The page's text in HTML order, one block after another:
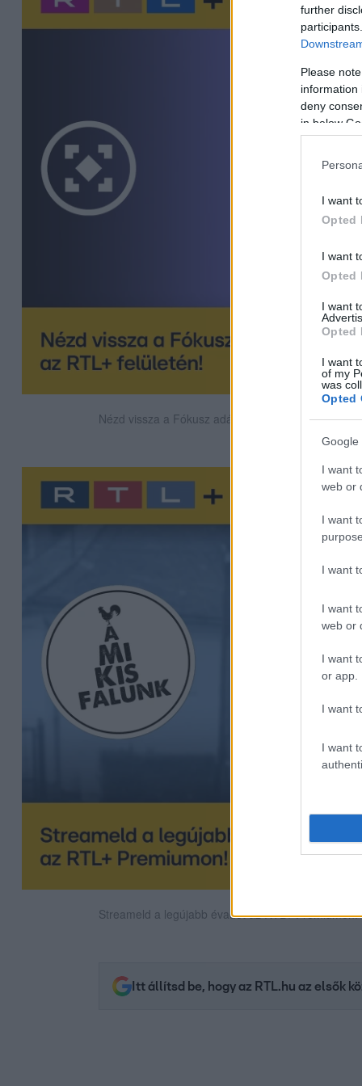
further
Please
information
deny
in below
I want
Opted
I want
Opted
I want
Opted
I want
of my
was
Opted
Google
I want
web or
I want
I want
I want
web or
I want
or app.
I want
I want
Nézd vissza a Fókusz adásait az RTL+-on!
Streameld a legújabb évadot az RTL+ Premiumon!
Itt állítsd be, hogy az RTL.hu az elsők